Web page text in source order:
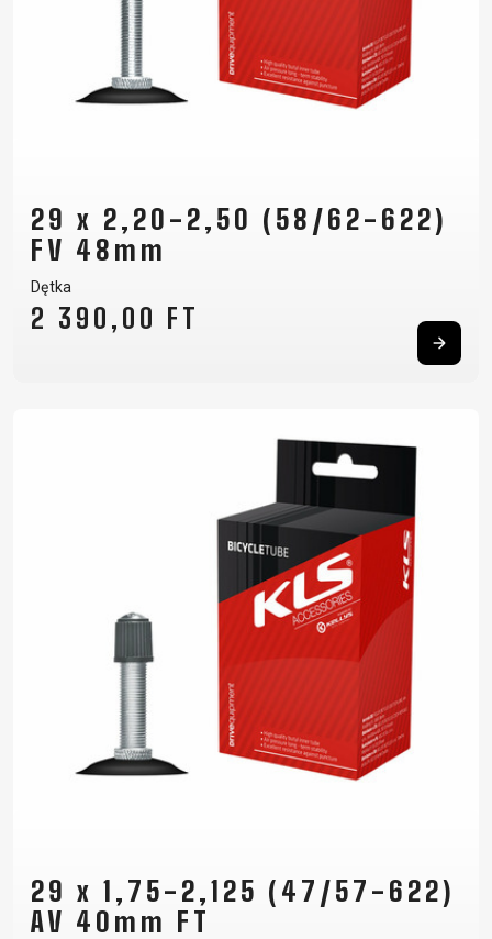
29 x 2,20-2,50 (58/62-622)
FV 48mm
Dętka
2 390,00 FT
29 x 1,75-2,125 (47/57-622)
AV 40mm FT